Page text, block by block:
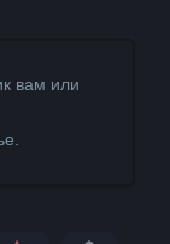
вам или